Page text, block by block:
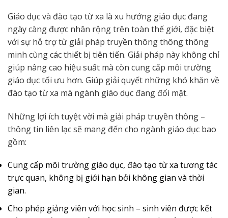
Giáo dục và đào tạo từ xa là xu hướng giáo dục đang
ngày càng được nhân rộng trên toàn thế giới, đặc biệt
với sự hỗ trợ từ giải pháp truyền thông thông thông
minh cùng các thiết bị tiên tiến. Giải pháp này không chỉ
giúp nâng cao hiệu suất mà còn cung cấp môi trường
giáo dục tối ưu hơn. Giúp giải quyết những khó khăn về
đào tạo từ xa mà ngành giáo dục đang đối mặt.
Những lợi ích tuyệt vời mà giải pháp truyền thông –
thông tin liên lạc sẽ mang đến cho ngành giáo dục bao
gồm:
Cung cấp môi trường giáo dục, đào tạo từ xa tương tác
trực quan, không bị giới hạn bởi không gian và thời
gian.
Cho phép giảng viên với học sinh – sinh viên được kết